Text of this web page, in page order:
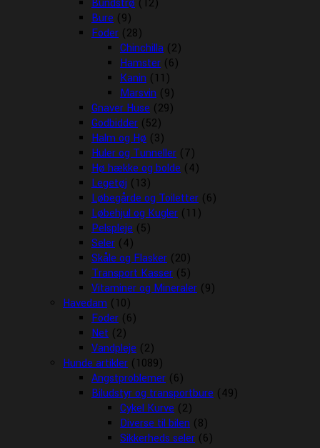
Bundstrø (12)
Bure (9)
Foder (28)
Chinchilla (2)
Hamster (6)
Kanin (11)
Marsvin (9)
Gnaver Huse (29)
Godbidder (52)
Halm og Hø (3)
Huler og Tunneller (7)
Hø hække og bolde (4)
Legetøj (13)
Løbegårde og Toiletter (6)
Løbehjul og Kugler (11)
Pelspleje (5)
Seler (4)
Skåle og Flasker (20)
Transport Kasser (5)
Vitaminer og Mineraler (9)
Havedam (10)
Foder (6)
Net (2)
Vandpleje (2)
Hunde artikler (1089)
Angstproblemer (6)
Biludstyr og transportbure (49)
Cykel Kurve (2)
Diverse til bilen (8)
Sikkerheds seler (6)